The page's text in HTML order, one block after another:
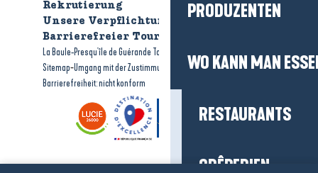
PRODUZENTEN
WO KANN MAN
RESTAURANTS
CRÊPERIEN
Rekrutierung
Wer sind wir?
Unsere Verpflichtungen
Barrierefreier Tourismus
La Baule-Presqu'île de Guérande Tourismus Rechtliche Hinweise
Sitemap-Umgang mit der Zustimmung
Barrierefreiheit: nicht konform